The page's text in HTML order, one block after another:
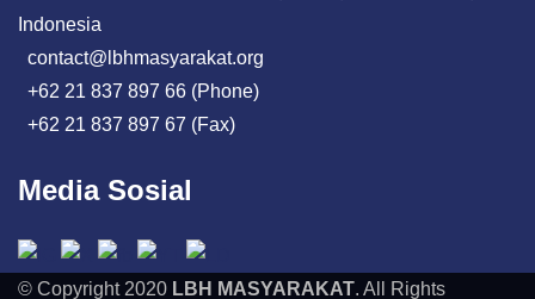
Indonesia
contact@lbhmasyarakat.org
+62 21 837 897 66 (Phone)
+62 21 837 897 67 (Fax)
Media Sosial
© Copyright 2020 LBH MASYARAKAT. All Rights